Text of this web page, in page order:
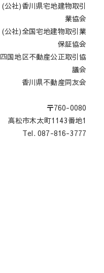
(公社)香川県宅地建物取引
業協会
(公社)全国宅地建物取引業
保証協会
四国地区不動産公正取引協
議会
香川県不動産同友会
〒760-0080
高松市木太町1143番地1
Tel. 087-816-3777